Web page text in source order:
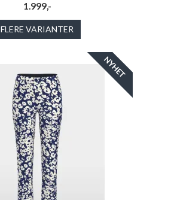
1.999,-
FLERE VARIANTER
NYHET